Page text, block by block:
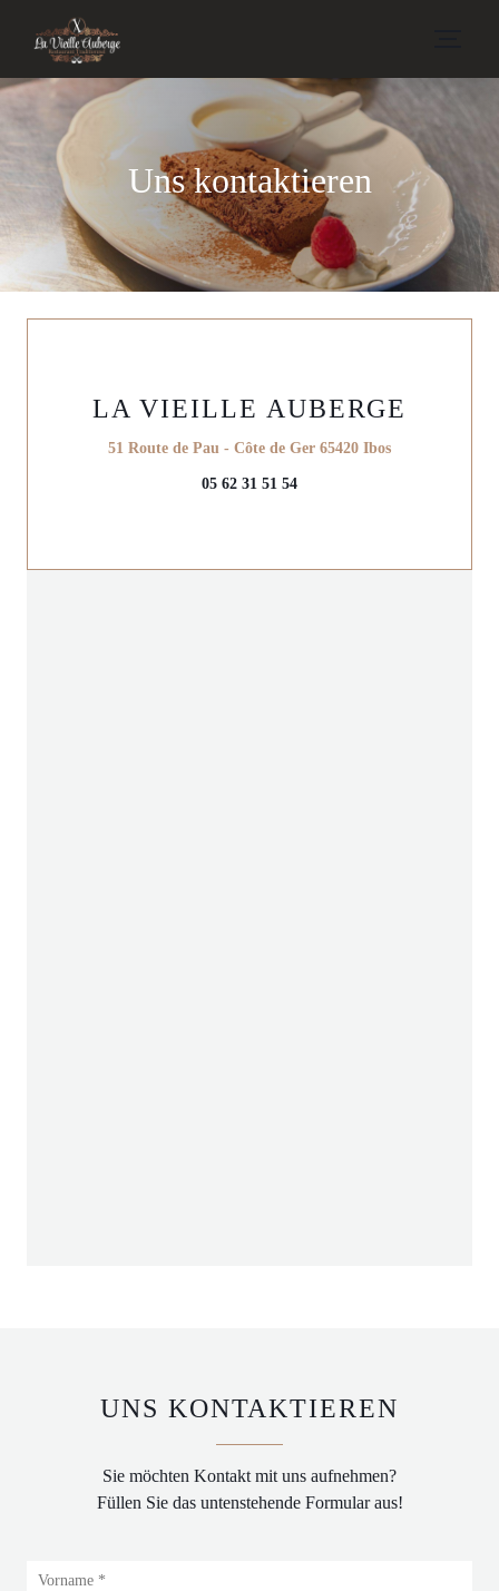
Uns kontaktieren
LA VIEILLE AUBERGE
51 Route de Pau - Côte de Ger 65420 Ibos((öffnet ein
05 62 31 51 54
UNS KONTAKTIEREN
Sie möchten Kontakt mit uns aufnehmen?
Füllen Sie das untenstehende Formular aus!